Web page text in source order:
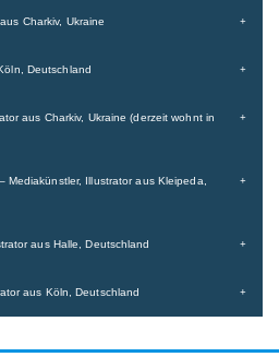
Charkiv, Ukraine
Deutschland
aus Charkiv, Ukraine (derzeit wohnt in
Mediakünstler, Illustrator aus Kleipeda,
aus Halle, Deutschland
aus Köln, Deutschland